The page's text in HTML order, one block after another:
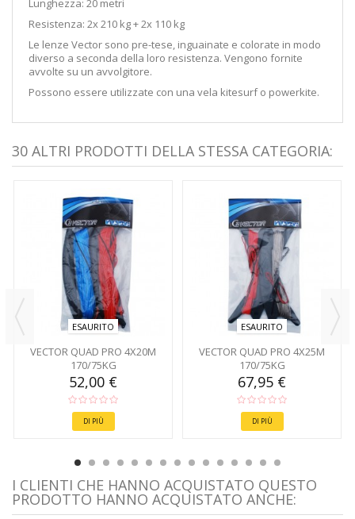
Lunghezza: 20 metri
Resistenza: 2x 210 kg + 2x 110 kg
Le lenze Vector sono pre-tese, inguainate e colorate in modo
diverso a seconda della loro resistenza. Vengono fornite
avvolte su un avvolgitore.
Possono essere utilizzate con una vela kitesurf o powerkite.
30 ALTRI PRODOTTI DELLA STESSA CATEGORIA:
ESAURITO
VECTOR QUAD PRO 4X20M
170/75KG
52,00 €
DI PIÙ
ESAURITO
VECTOR QUAD PRO 4X25M
170/75KG
67,95 €
DI PIÙ
I CLIENTI CHE HANNO ACQUISTATO QUESTO
PRODOTTO HANNO ACQUISTATO ANCHE: